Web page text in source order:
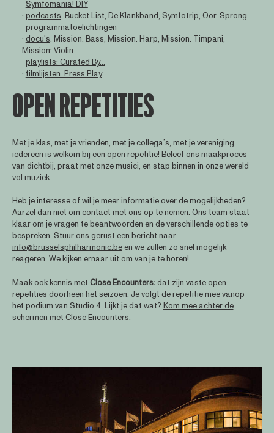
· Symfomania! DIY
· podcasts: Bucket List, De Klankband, Symfotrip, Oor-Sprong
· programmatoelichtingen
· docu's: Mission: Bass, Mission: Harp, Mission: Timpani,
Mission: Violin
· playlists: Curated By...
· filmlijsten: Press Play
OPEN REPETITIES
Met je klas, met je vrienden, met je collega’s, met je vereniging:
iedereen is welkom bij een open repetitie! Beleef ons maakproces
van dichtbij, praat met onze musici, en stap binnen in onze wereld
vol muziek.
Heb je interesse of wil je meer informatie over de mogelijkheden?
Aarzel dan niet om contact met ons op te nemen. Ons team staat
klaar om je vragen te beantwoorden en de verschillende opties te
bespreken. Stuur ons gerust een bericht naar
info@brusselsphilharmonic.been we zullen zo snel mogelijk
reageren. We kijken ernaar uit om van je te horen!
Maak ook kennis met Close Encounters:dat zijn vaste open
repetities doorheen het seizoen. Je volgt de repetitie mee vanop
het podium van Studio 4. Lijkt je dat wat? Kom mee achter de
schermen met Close Encounters.